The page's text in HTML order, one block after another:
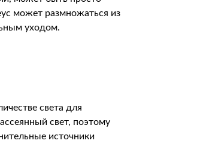
может размножаться из
уходом.
света для
свет, поэтому
источники